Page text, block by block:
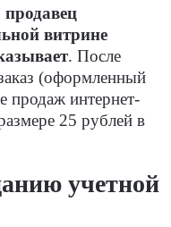
продавец
витрине
. После
(оформленный
продаж интернет-
25 рублей в
учетной